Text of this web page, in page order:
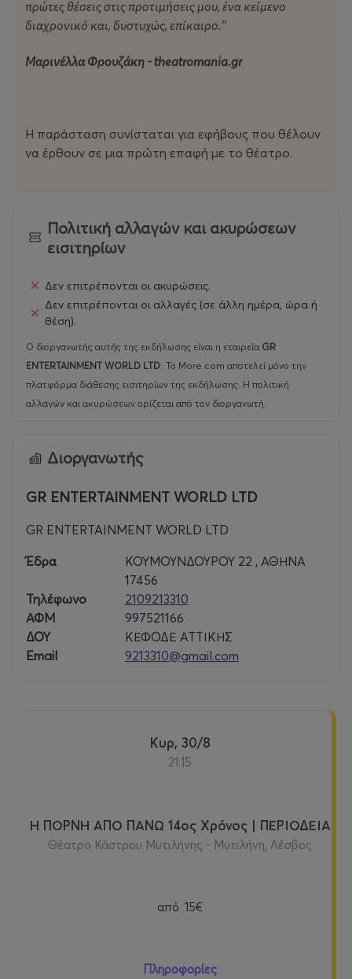
πρώτες θέσεις στις προτιμήσεις μου, ένα κείμενο
διαχρονικό και, δυστυχώς, επίκαιρο.’’
Μαρινέλλα Φρουζάκη - theatromania.gr
Η παράσταση συνίσταται για εφήβους που θέλουν
να έρθουν σε μια πρώτη επαφή με το θέατρο.
Πολιτική αλλαγών και ακυρώσεων
εισιτηρίων
Δεν επιτρέπονται οι ακυρώσεις.
Δεν επιτρέπονται οι αλλαγές (σε άλλη ημέρα, ώρα ή
θέση).
Ο διοργανωτής αυτής της εκδήλωσης είναι η εταιρεία GR
ENTERTAINMENT WORLD LTD. Το More.com αποτελεί μόνο την
πλατφόρμα διάθεσης εισιτηρίων της εκδήλωσης. Η πολιτική
αλλαγών και ακυρώσεων ορίζεται από τον διοργανωτή.
Διοργανωτής
GR ENTERTAINMENT WORLD LTD
GR ENTERTAINMENT WORLD LTD
Έδρα
ΚΟΥΜΟΥΝΔΟΥΡΟΥ 22 , ΑΘΗΝΑ
17456
Τηλέφωνο
2109213310
ΑΦΜ
997521166
ΔΟΥ
ΚΕΦΟΔΕ ΑΤΤΙΚΗΣ
Email
9213310@gmail.com
Κυρ, 30/8
21:15
Η ΠΟΡΝΗ ΑΠΟ ΠΑΝΩ 14ος Χρόνος | ΠΕΡΙΟΔΕΙΑ
Θέατρο Κάστρου Μυτιλήνης - Μυτιλήνη, Λέσβος
από 15€
Πληροφορίες